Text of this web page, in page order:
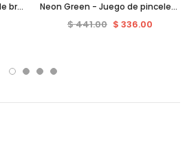
Dream of color - 15 Juego de brochas de maquillaje colorido Pieces Neon Green - Juego de pinceles para ojos de 15 piezas
$ 441.00 $ 336.00